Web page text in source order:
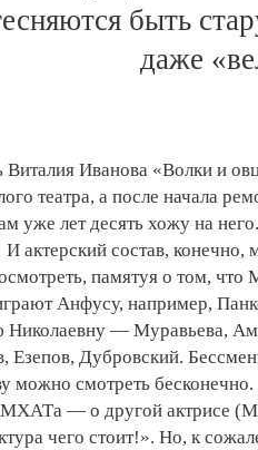
быть
даже
Виталия Иванова «Волки и
театра, а после начала
уже лет десять хожу на
актерский состав, конечно,
памятуя о том,
Анфусу, например,
Николаевну — Муравьева,
Езепов, Дубровский.
можно смотреть
— о другой актрисе
чего стоит!». Но, к